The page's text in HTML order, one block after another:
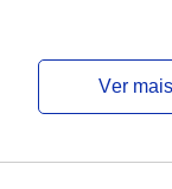
ver mais